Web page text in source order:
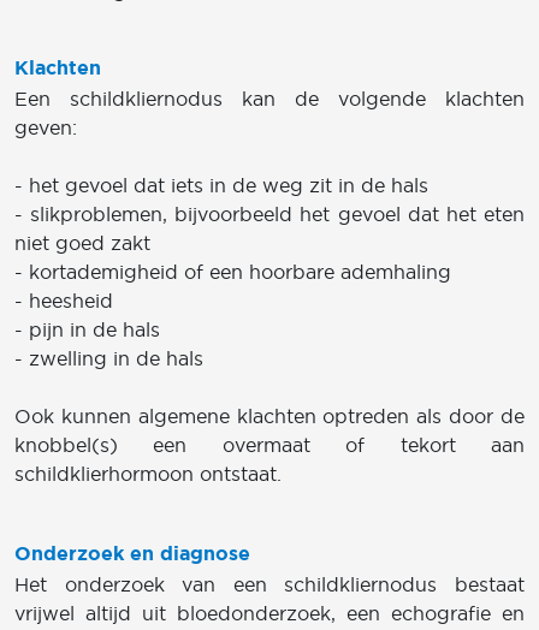
Klachten
Een schildkliernodus kan de volgende klachten
geven:
- het gevoel dat iets in de weg zit in de hals
- slikproblemen, bijvoorbeeld het gevoel dat het eten
niet goed zakt
- kortademigheid of een hoorbare ademhaling
- heesheid
- pijn in de hals
- zwelling in de hals
Ook kunnen algemene klachten optreden als door de
knobbel(s) een overmaat of tekort aan
schildklierhormoon ontstaat.
Onderzoek en diagnose
Het onderzoek van een schildkliernodus bestaat
vrijwel altijd uit bloedonderzoek, een echografie en